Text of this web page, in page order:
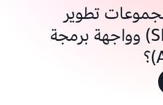
تطوير
البرمجيات (SDK) وواجهة برمجة